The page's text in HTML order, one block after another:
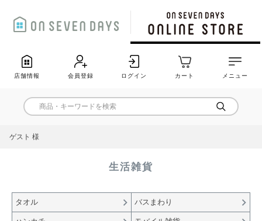
店舗情報 会員登録 ログイン カート メニュー
ゲスト 様
生活雑貨
タオル バスまわり